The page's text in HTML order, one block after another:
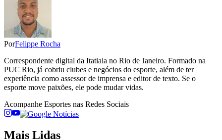
PorFelippe Rocha
Correspondente digital da Itatiaia no Rio de Janeiro. Formado na
PUC Rio, já cobriu clubes e negócios do esporte, além de ter
experiência como assessor de imprensa e editor de texto. Se o
esporte move paixões, ele pode mudar vidas.
Acompanhe Esportes nas Redes Sociais
Mais Lidas